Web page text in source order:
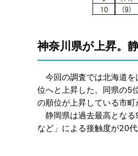
神奈川県が上昇。
今回の調査では北海道を
位へと上昇した。同県の5
の順位が上昇している市町
静岡県は過去最高となる
など」による接触度が20